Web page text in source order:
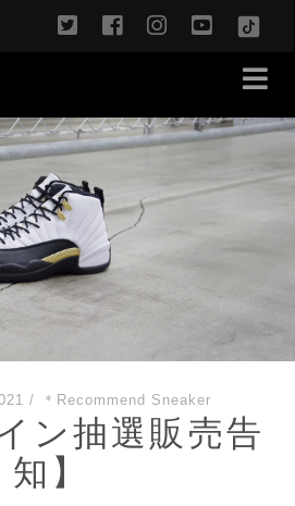
twitterfacebookinstagram
/ ＊Recommend Sneaker
ン抽選販売告
知】